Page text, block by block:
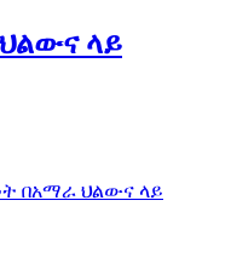
ላይ
በአማራ ህልውና ላይ